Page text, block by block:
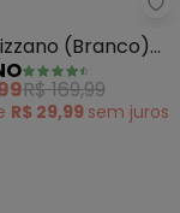
Vizzano
(Branco)
R$ 169,99
R$ 29,99 sem juros